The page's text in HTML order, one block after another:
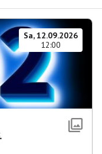
Sa, 12.09.2026
12:00